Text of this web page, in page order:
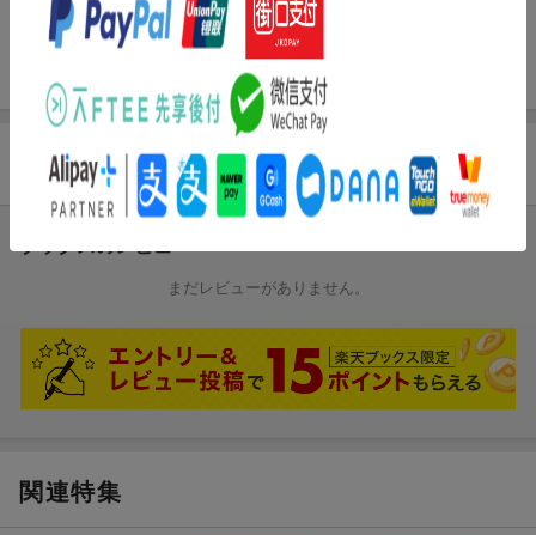
年３月）。２００５年国立社会保障・人口問題研究所所長（２０
０５年４月〜）。内閣府中央障害者施策推進協議会会長（本デー
タはこの書籍が刊行された当時に掲載されていたものです）
商品レビュー
まだレビューがありません。
関連特集